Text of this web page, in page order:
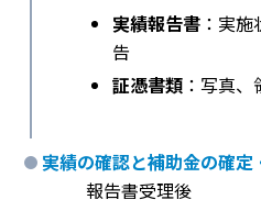
実績報告書 ：実
告
証憑書類 ：写真
実績の確認と補助金の確定
報告書受理後